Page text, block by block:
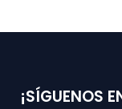
¡SÍGUENOS